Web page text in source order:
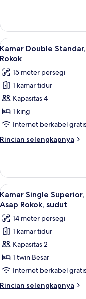
Bebas
Asap
Rokok
Kamar
Twin
Keluarga,
1
Tidur
King,
Bebas
Asap
Rokok
Lihat
semua
foto
untuk
Kamar
Double
Standar,
1
Tempat
Tidur
Bebas
Asap
Rokok
7
Kamar Double
Rokok
15 meter persegi
1 kamar tidur
Kapasitas 4
1 king
Internet berkabel
Rincian selengkapnya
Rincian
Kamar
Double
Standar,
1
Tempat
Tidur
King,
Bebas
Asap
Rokok
Lihat
semua
foto
untuk
Kamar
Single
Superior,
1
Tempat
Tidur
8
Kamar Single
Asap Rokok, sudut
14 meter persegi
1 kamar tidur
Kapasitas 2
1 twin Besar
Internet berkabel
Rincian selengkapnya
Rincian